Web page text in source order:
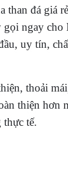
đá giá
gọi ngay cho
uy tín,
thoải
thiện hơn
tế.